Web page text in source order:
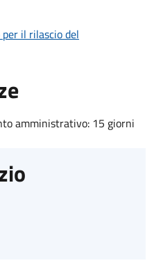
il rilascio del
amministrativo: 15 giorni